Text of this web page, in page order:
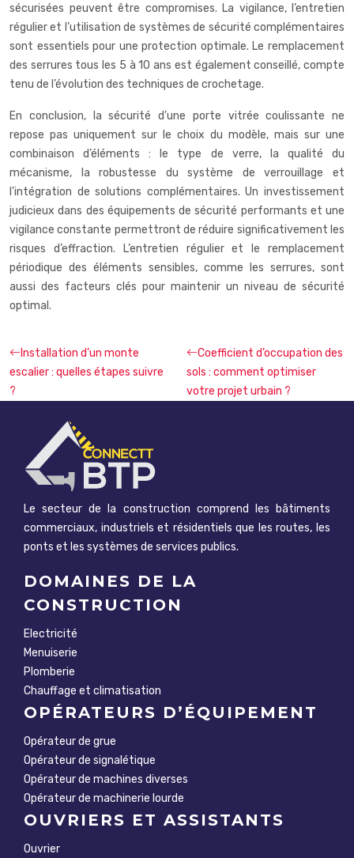
sécurisées peuvent être compromises. La vigilance, l’entretien
régulier et l’utilisation de systèmes de sécurité complémentaires
sont essentiels pour une protection optimale. Le remplacement
des serrures tous les 5 à 10 ans est également conseillé, compte
tenu de l’évolution des techniques de crochetage.
En conclusion, la sécurité d’une porte vitrée coulissante ne
repose pas uniquement sur le choix du modèle, mais sur une
combinaison d’éléments : le type de verre, la qualité du
mécanisme, la robustesse du système de verrouillage et
l’intégration de solutions complémentaires. Un investissement
judicieux dans des équipements de sécurité performants et une
vigilance constante permettront de réduire significativement les
risques d’effraction. L’entretien régulier et le remplacement
périodique des éléments sensibles, comme les serrures, sont
aussi des facteurs clés pour maintenir un niveau de sécurité
optimal.
Installation d’un monte
escalier : quelles étapes suivre
?
Coefficient d’occupation des
sols : comment optimiser
votre projet urbain ?
Le secteur de la construction comprend les bâtiments
commerciaux, industriels et résidentiels que les routes, les
ponts et les systèmes de services publics.
DOMAINES DE LA
CONSTRUCTION
Electricité
Menuiserie
Plomberie
Chauffage et climatisation
OPÉRATEURS D’ÉQUIPEMENT
Opérateur de grue
Opérateur de signalétique
Opérateur de machines diverses
Opérateur de machinerie lourde
OUVRIERS ET ASSISTANTS
Ouvrier